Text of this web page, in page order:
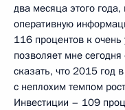
два месяца этого
оперативную
116 процентов к очень
позволяет мне
сказать, что 2015
с неплохим темпом
Инвестиции – 109